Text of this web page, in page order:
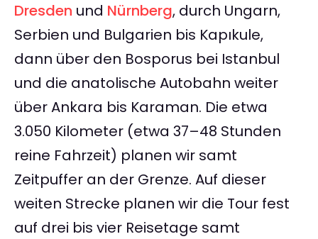
Dresden und Nürnberg, durch Ungarn,
Serbien und Bulgarien bis Kapıkule,
dann über den Bosporus bei Istanbul
und die anatolische Autobahn weiter
über Ankara bis Karaman. Die etwa
3.050 Kilometer (etwa 37–48 Stunden
reine Fahrzeit) planen wir samt
Zeitpuffer an der Grenze. Auf dieser
weiten Strecke planen wir die Tour fest
auf drei bis vier Reisetage samt